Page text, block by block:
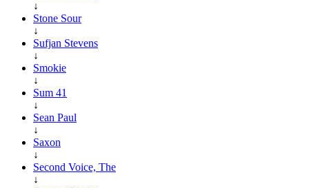
↓
Stone Sour
↓
Sufjan Stevens
↓
Smokie
↓
Sum 41
↓
Sean Paul
↓
Saxon
↓
Second Voice, The
↓